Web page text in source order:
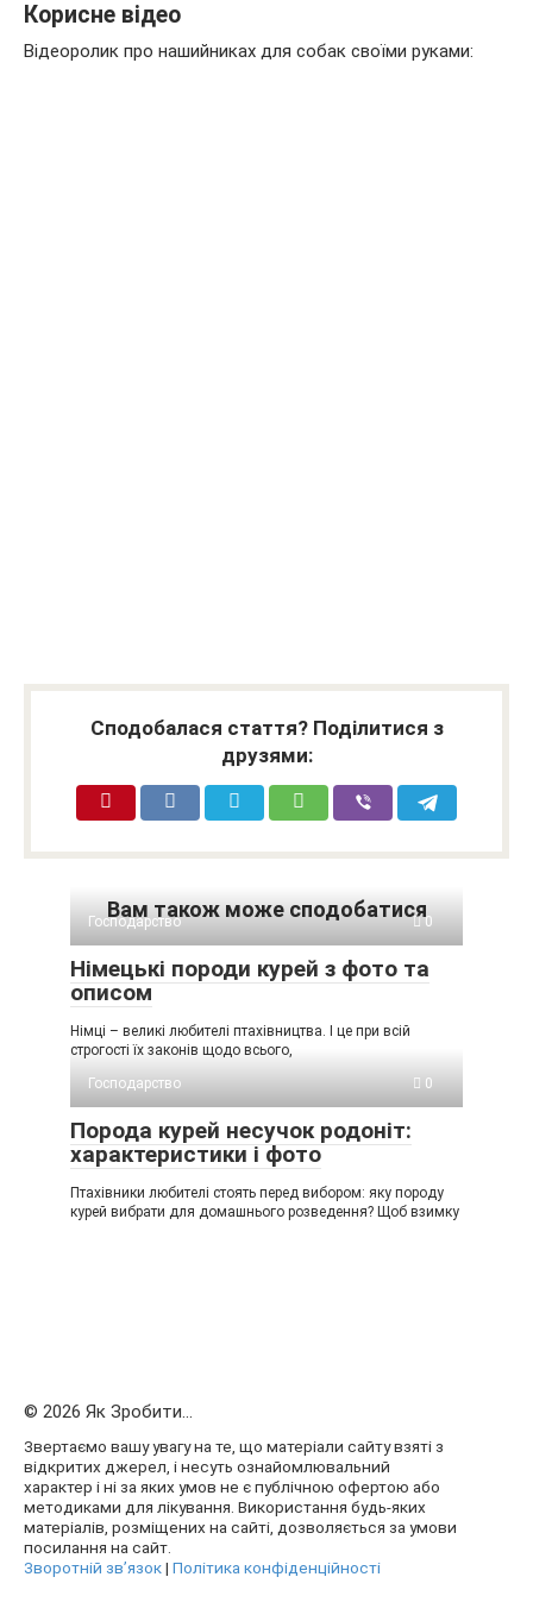
Корисне відео
Відеоролик про нашийниках для собак своїми руками:
Сподобалася стаття? Поділитися з
друзями:
Вам також може сподобатися
Господарство 0
Німецькі породи курей з фото та
описом
Німці – великі любителі птахівництва. І це при всій
строгості їх законів щодо всього,
Господарство
0
Порода курей несучок родоніт:
характеристики і фото
Птахівники любителі стоять перед вибором: яку породу
курей вибрати для домашнього розведення? Щоб взимку
© 2026 Як Зробити...
Звертаємо вашу увагу на те, що матеріали сайту взяті з
відкритих джерел, і несуть ознайомлювальний
характер і ні за яких умов не є публічною офертою або
методиками для лікування. Використання будь-яких
матеріалів, розміщених на сайті, дозволяється за умови
посилання на сайт.
Зворотній зв’язок| Політика конфіденційності